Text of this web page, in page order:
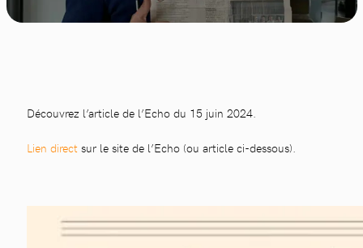
Découvrez l’article de l’Echo du 15 juin 2024.
Lien direct sur le site de l’Echo (ou article ci-dessous).